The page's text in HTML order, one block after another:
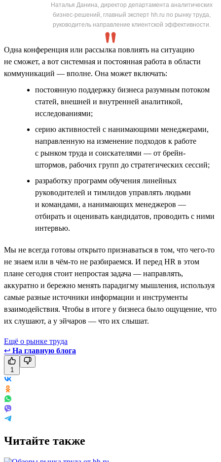
Наталья Данина, директор департамента аналитических
бизнес-решений, главный эксперт hh.ru по рынку труда,
руководитель направление клиентской эффективности.
Одна конференция или рассылка повлиять на ситуацию
не сможет, а вот системная и постоянная работа в области
коммуникаций — вполне. Она может включать:
постоянную поддержку бизнеса разумным потоком
статей, внешней и внутренней аналитикой,
исследованиями;
серию активностей с нанимающими менеджерами,
направленную на изменение подходов к работе
с рынком труда и соискателями — от брейн-
штормов, рабочих групп до стратегических сессий;
разработку программ обучения линейных
руководителей и тимлидов управлять людьми
и командами, а нанимающих менеджеров —
отбирать и оценивать кандидатов, проводить с ними
интервью.
Мы не всегда готовы открыто признаваться в том, что чего-то
не знаем или в чём-то не разбираемся. И перед HR в этом
плане сегодня стоит непростая задача — направлять,
аккуратно и бережно менять парадигму мышления, используя
самые разные источники информации и инструменты
взаимодействия. Чтобы в итоге у бизнеса было ощущение, что
их слушают, а у эйчаров — что их слышат.
Ещё о рынке труда
↩ На главную блога
1
Читайте также